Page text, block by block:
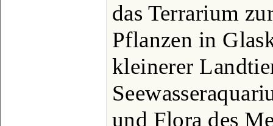
das Terrarium
Pflanzen in
kleinerer
und Flora des